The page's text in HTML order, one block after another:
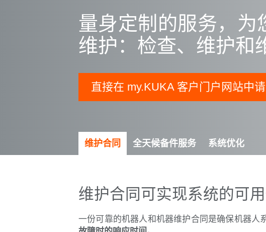
量身定制的服务，为
维护：检查、维护和
直接在 my.KUKA 客户门户网站中
维护合同 全天候备件服务 系统优化
维护合同可实现系统的可
一份可靠的机器人和机器维护合同是确保机器人